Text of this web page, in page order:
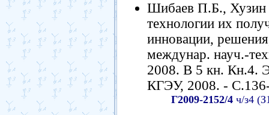
Шибаев П.Б.,
технологии их
инновации,
междунар. науч.-
2008. В 5 кн. Кн.4.
КГЭУ, 2008. -
Г2009-2152/4 ч/з4